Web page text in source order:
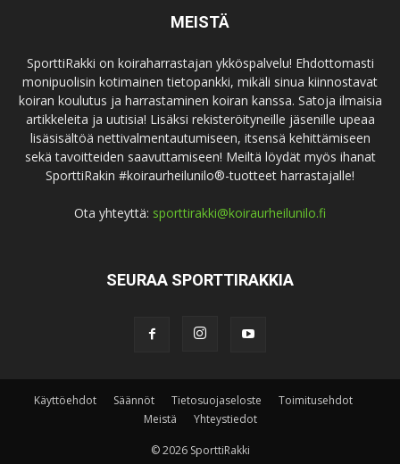
MEISTÄ
SporttiRakki on koiraharrastajan ykköspalvelu! Ehdottomasti
monipuolisin kotimainen tietopankki, mikäli sinua kiinnostavat
koiran koulutus ja harrastaminen koiran kanssa. Satoja ilmaisia
artikkeleita ja uutisia! Lisäksi rekisteröityneille jäsenille upeaa
lisäsisältöä nettivalmentautumiseen, itsensä kehittämiseen
sekä tavoitteiden saavuttamiseen! Meiltä löydät myös ihanat
SporttiRakin #koiraurheilunilo®-tuotteet harrastajalle!
Ota yhteyttä: sporttirakki@koiraurheilunilo.fi
SEURAA SPORTTIRAKKIA
Käyttöehdot Säännöt Tietosuojaseloste
Toimitusehdot
Meistä
Yhteystiedot
© 2026 SporttiRakki